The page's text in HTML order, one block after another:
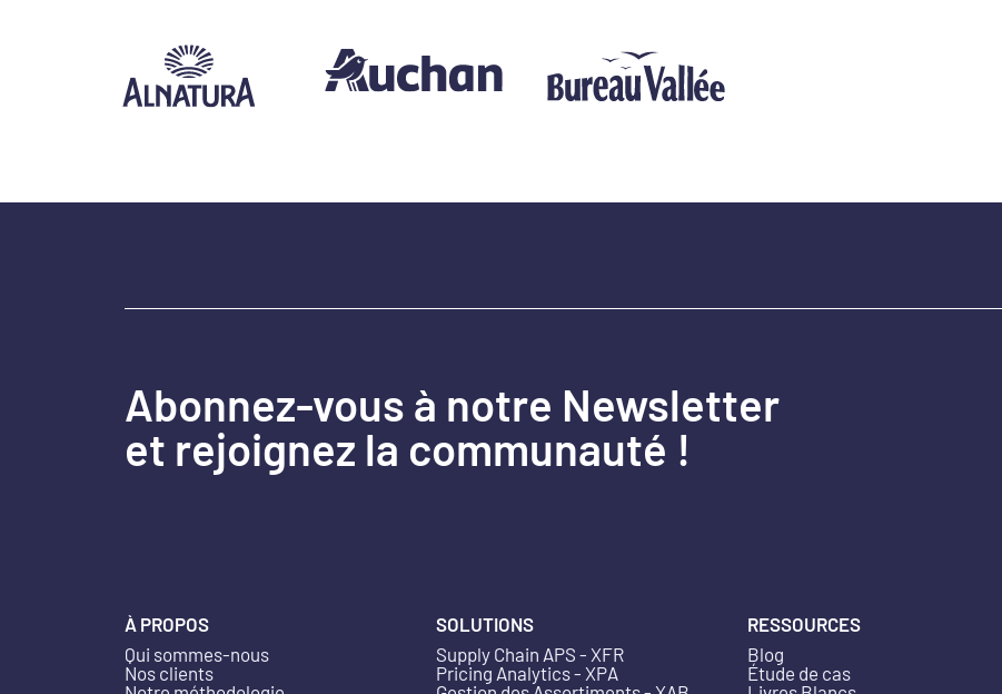
Abonnez-vous à notre Newsletter
et rejoignez la communauté !
À PROPOS
Qui sommes-nous
Nos clients
SOLUTIONS
Supply Chain APS - XFR
Pricing Analytics - XPA
RESSOURCES
Blog
Étude de cas